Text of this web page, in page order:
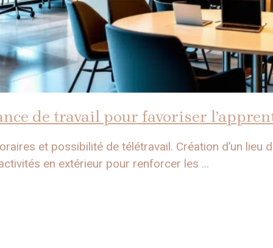
de travail pour favoriser
et possibilité de télétravail. Création d’un lieu
en extérieur pour renforcer les ...